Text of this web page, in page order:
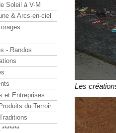
Les
Soleil à V-M
& Arcs-en-ciel
- Randos
et Entreprises
du Terroir
*******